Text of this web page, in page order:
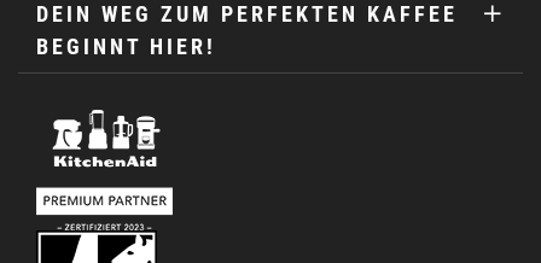
DEIN WEG ZUM PERFEKTEN KAFFEE
BEGINNT HIER!